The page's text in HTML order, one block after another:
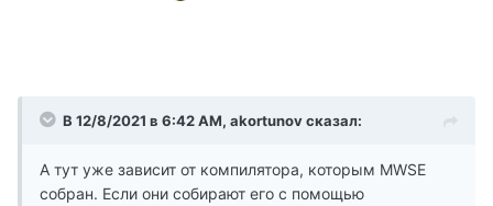
В 12/8/2021 в 6:42 AM, akortunov сказал:
А тут уже зависит от компилятора, которым MWSE
собран. Если они собирают его с помощью